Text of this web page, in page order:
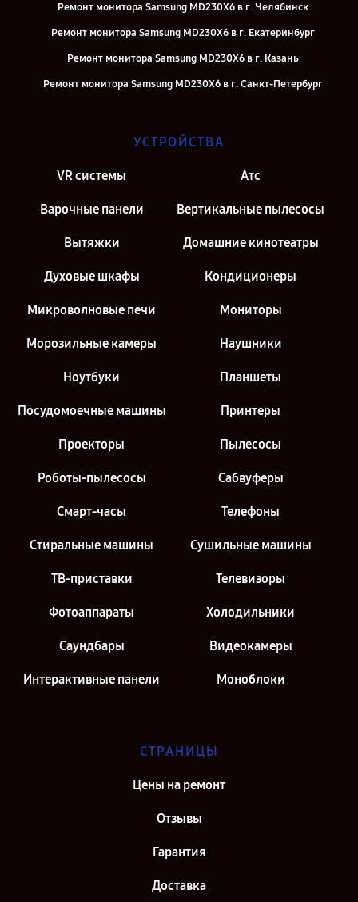
Ремонт монитора Samsung MD230X6 в г. Челябинск
Ремонт монитора Samsung MD230X6 в г. Екатеринбург
Ремонт монитора Samsung MD230X6 в г. Казань
Ремонт монитора Samsung MD230X6 в г. Санкт-Петербург
УСТРОЙСТВА
VR системы Атс
Варочные панели Вертикальные пылесосы
Вытяжки Домашние кинотеатры
Духовые шкафы Кондиционеры
Микроволновые печи Мониторы
Морозильные камеры Наушники
Ноутбуки Планшеты
Посудомоечные машины Принтеры
Проекторы Пылесосы
Роботы-пылесосы Сабвуферы
Смарт-часы Телефоны
Стиральные машины Сушильные машины
ТВ-приставки Телевизоры
Фотоаппараты Холодильники
Саундбары Видеокамеры
Интерактивные панели Моноблоки
СТРАНИЦЫ
Цены на ремонт
Отзывы
Гарантия
Доставка